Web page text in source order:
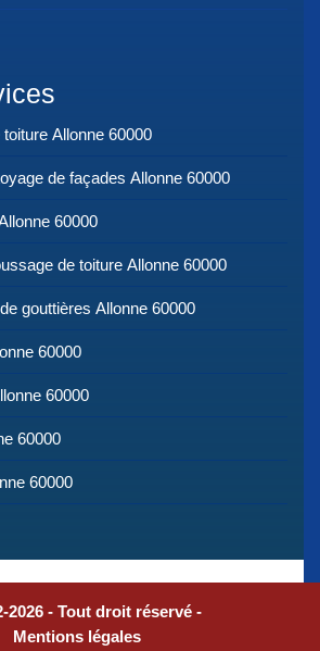
Allonne 60000
de façades Allonne 60000
60000
de toiture Allonne 60000
gouttières Allonne 60000
60000
60000
60000
60000
2026 - Tout droit réservé -
Mentions légales